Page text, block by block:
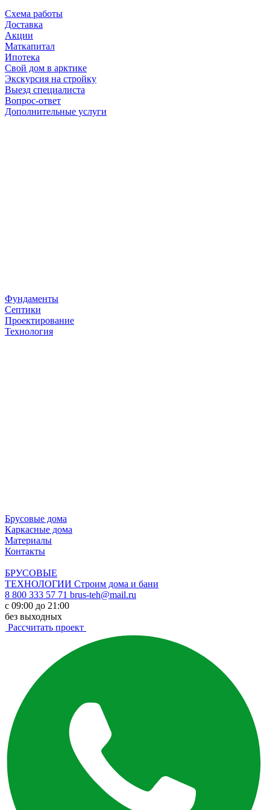
Схема работы
Доставка
Акции
Маткапитал
Ипотека
Свой дом в арктике
Экскурсия на стройку
Выезд специалиста
Вопрос-ответ
Дополнительные услуги
Фундаменты
Септики
Проектирование
Технология
Брусовые дома
Каркасные дома
Материалы
Контакты
БРУСОВЫЕ
ТЕХНОЛОГИИ Строим дома и бани
8 800 333 57 71 brus-teh@mail.ru
с 09:00 до 21:00
без выходных
Рассчитать проект